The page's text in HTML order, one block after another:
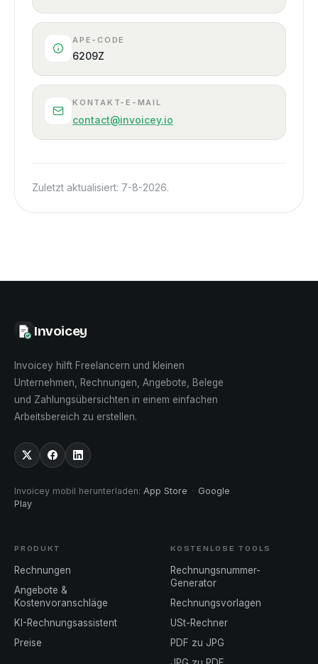
APE-CODE
6209Z
KONTAKT-E-MAIL
contact@invoicey.io
Zuletzt aktualisiert: 7-8-2026.
Invoicey
Invoicey hilft Freelancern und kleinen
Unternehmen, Rechnungen, Angebote, Belege
und Zahlungsübersichten in einem einfachen
Arbeitsbereich zu erstellen.
Invoicey mobil herunterladen: App Store · Google
Play
PRODUKT
Rechnungen
Angebote &
Kostenvoranschläge
KI-Rechnungsassistent
Preise
KOSTENLOSE TOOLS
Rechnungsnummer-
Generator
Rechnungsvorlagen
USt-Rechner
PDF zu JPG